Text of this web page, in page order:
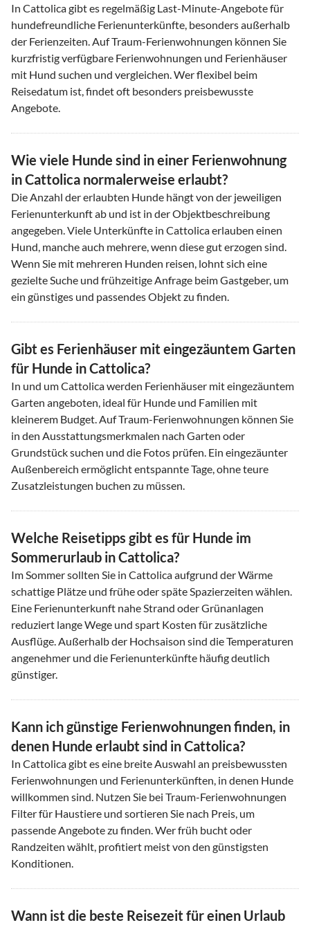
In Cattolica gibt es regelmäßig Last-Minute-Angebote für
hundefreundliche Ferienunterkünfte, besonders außerhalb
der Ferienzeiten. Auf Traum-Ferienwohnungen können Sie
kurzfristig verfügbare Ferienwohnungen und Ferienhäuser
mit Hund suchen und vergleichen. Wer flexibel beim
Reisedatum ist, findet oft besonders preisbewusste
Angebote.
Wie viele Hunde sind in einer Ferienwohnung
in Cattolica normalerweise erlaubt?
Die Anzahl der erlaubten Hunde hängt von der jeweiligen
Ferienunterkunft ab und ist in der Objektbeschreibung
angegeben. Viele Unterkünfte in Cattolica erlauben einen
Hund, manche auch mehrere, wenn diese gut erzogen sind.
Wenn Sie mit mehreren Hunden reisen, lohnt sich eine
gezielte Suche und frühzeitige Anfrage beim Gastgeber, um
ein günstiges und passendes Objekt zu finden.
Gibt es Ferienhäuser mit eingezäuntem Garten
für Hunde in Cattolica?
In und um Cattolica werden Ferienhäuser mit eingezäuntem
Garten angeboten, ideal für Hunde und Familien mit
kleinerem Budget. Auf Traum-Ferienwohnungen können Sie
in den Ausstattungsmerkmalen nach Garten oder
Grundstück suchen und die Fotos prüfen. Ein eingezäunter
Außenbereich ermöglicht entspannte Tage, ohne teure
Zusatzleistungen buchen zu müssen.
Welche Reisetipps gibt es für Hunde im
Sommerurlaub in Cattolica?
Im Sommer sollten Sie in Cattolica aufgrund der Wärme
schattige Plätze und frühe oder späte Spazierzeiten wählen.
Eine Ferienunterkunft nahe Strand oder Grünanlagen
reduziert lange Wege und spart Kosten für zusätzliche
Ausflüge. Außerhalb der Hochsaison sind die Temperaturen
angenehmer und die Ferienunterkünfte häufig deutlich
günstiger.
Kann ich günstige Ferienwohnungen finden, in
denen Hunde erlaubt sind in Cattolica?
In Cattolica gibt es eine breite Auswahl an preisbewussten
Ferienwohnungen und Ferienunterkünften, in denen Hunde
willkommen sind. Nutzen Sie bei Traum-Ferienwohnungen
Filter für Haustiere und sortieren Sie nach Preis, um
passende Angebote zu finden. Wer früh bucht oder
Randzeiten wählt, profitiert meist von den günstigsten
Konditionen.
Wann ist die beste Reisezeit für einen Urlaub